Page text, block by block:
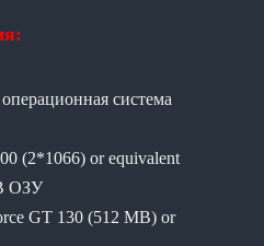
система
(2*1066) or equivalent
ОЗУ
GT 130 (512 MB) or